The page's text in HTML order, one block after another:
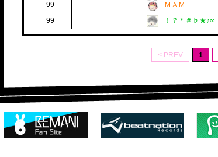
99
ＭＡＭ
99
！？＊＃♭★♪∞
< PREV 1